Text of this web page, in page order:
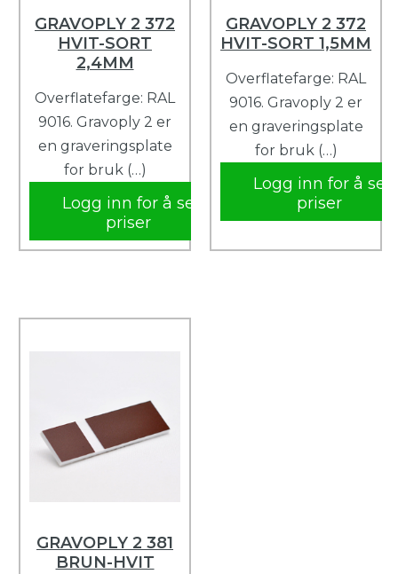
GRAVOPLY 2 372
HVIT-SORT
2,4MM
Overflatefarge: RAL
9016. Gravoply 2 er
en graveringsplate
for bruk (…)
Logg inn for å se
priser
GRAVOPLY 2 372
HVIT-SORT 1,5MM
Overflatefarge: RAL
9016. Gravoply 2 er
en graveringsplate
for bruk (…)
Logg inn for å se
priser
GRAVOPLY 2 381
BRUN-HVIT